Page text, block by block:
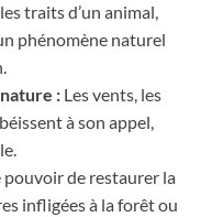
traits d’un animal,
phénomène naturel
: Les vents, les
à son appel,
pouvoir de restaurer la
infligées à la forêt ou